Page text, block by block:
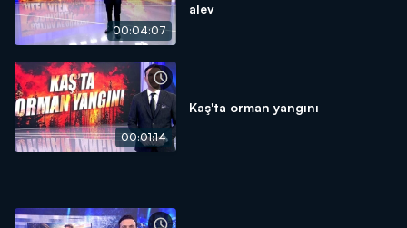
00:04:07
alev
00:01:14
Kaş'ta orman yangını